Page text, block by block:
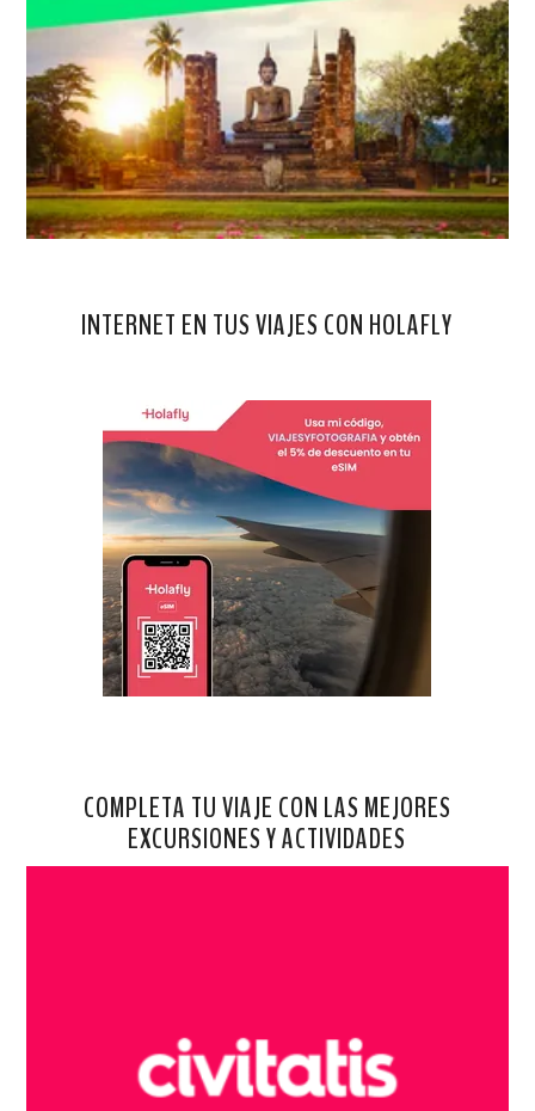
INTERNET EN TUS VIAJES CON HOLAFLY
COMPLETA TU VIAJE CON LAS MEJORES
EXCURSIONES Y ACTIVIDADES